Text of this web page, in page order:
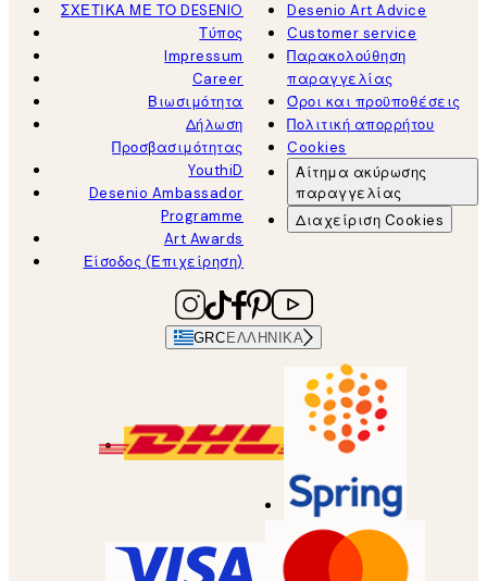
ΣΧΕΤΙΚΑ ΜΕ ΤΟ DESENIO
Τύπος
Impressum
Career
Βιωσιμότητα
Δήλωση
Προσβασιμότητας
YouthiD
Desenio Ambassador
Programme
Art Awards
Είσοδος (Επιχείρηση)
Desenio Art Advice
Customer service
Παρακολούθηση
παραγγελίας
Όροι και προϋποθέσεις
Πολιτική απορρήτου
Cookies
Αίτημα ακύρωσης
παραγγελίας
Διαχείριση Cookies
GRC ΕΛΛΗΝΙΚΆ